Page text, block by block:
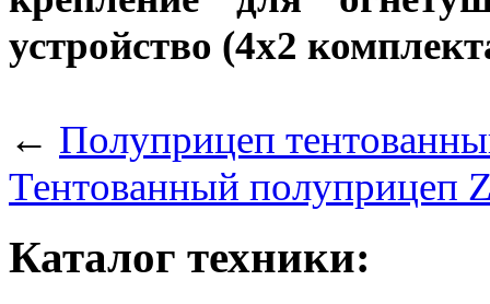
устройство (4х2
← Полуприцеп
Тентованный полуприцеп
Каталог техники: